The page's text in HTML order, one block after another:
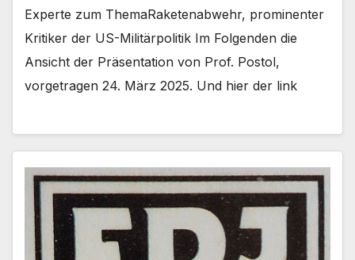
Experte zum ThemaRaketenabwehr, prominenter
Kritiker der US-Militärpolitik Im Folgenden die
Ansicht der Präsentation von Prof. Postol,
vorgetragen 24. März 2025. Und hier der link